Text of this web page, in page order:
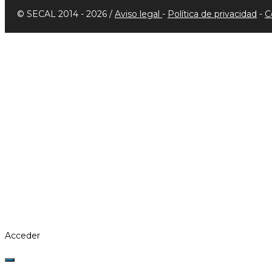
© SECAL 2014 - 2026 / Aviso legal - Política de privacidad -
Acceder